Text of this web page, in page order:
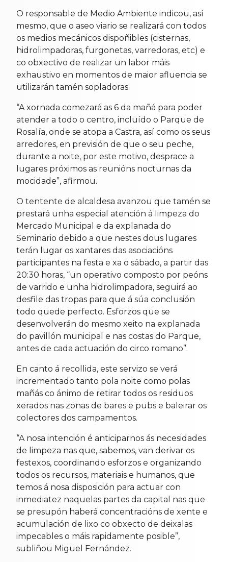
O responsable de Medio Ambiente indicou, así
mesmo, que o aseo viario se realizará con todos
os medios mecánicos dispoñibles (cisternas,
hidrolimpadoras, furgonetas, varredoras, etc) e
co obxectivo de realizar un labor máis
exhaustivo en momentos de maior afluencia se
utilizarán tamén sopladoras.
“A xornada comezará as 6 da mañá para poder
atender a todo o centro, incluído o Parque de
Rosalía, onde se atopa a Castra, así como os seus
arredores, en previsión de que o seu peche,
durante a noite, por este motivo, desprace a
lugares próximos as reunións nocturnas da
mocidade”, afirmou.
O tentente de alcaldesa avanzou que tamén se
prestará unha especial atención á limpeza do
Mercado Municipal e da explanada do
Seminario debido a que nestes dous lugares
terán lugar os xantares das asociacións
participantes na festa e xa o sábado, a partir das
20:30 horas, “un operativo composto por peóns
de varrido e unha hidrolimpadora, seguirá ao
desfile das tropas para que á súa conclusión
todo quede perfecto. Esforzos que se
desenvolverán do mesmo xeito na explanada
do pavillón municipal e nas costas do Parque,
antes de cada actuación do circo romano”.
En canto á recollida, este servizo se verá
incrementado tanto pola noite como polas
mañás co ánimo de retirar todos os residuos
xerados nas zonas de bares e pubs e baleirar os
colectores dos campamentos.
“A nosa intención é anticiparnos ás necesidades
de limpeza nas que, sabemos, van derivar os
festexos, coordinando esforzos e organizando
todos os recursos, materiais e humanos, que
temos á nosa disposición para actuar con
inmediatez naquelas partes da capital nas que
se presupón haberá concentracións de xente e
acumulación de lixo co obxecto de deixalas
impecables o máis rapidamente posible”,
subliñou Miguel Fernández.